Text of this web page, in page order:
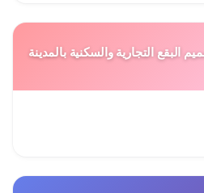
البقع التجارية والسكنية بالمدينة